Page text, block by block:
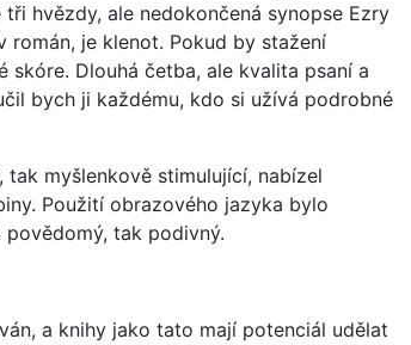
hvězdy, ale nedokončená synopse Ezry
román, je klenot. Pokud by stažení
Dlouhá četba, ale kvalita psaní a
bych ji každému, kdo si užívá podrobné
myšlenkově stimulující, nabízel
Použití obrazového jazyka bylo
tak podivný.
a knihy jako tato mají potenciál udělat